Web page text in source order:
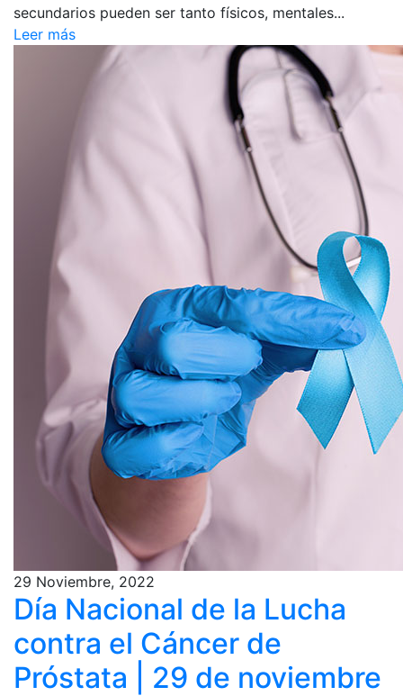
secundarios pueden ser tanto físicos, mentales...
Leer más
29 Noviembre, 2022
Día Nacional de la Lucha
contra el Cáncer de
Próstata | 29 de noviembre